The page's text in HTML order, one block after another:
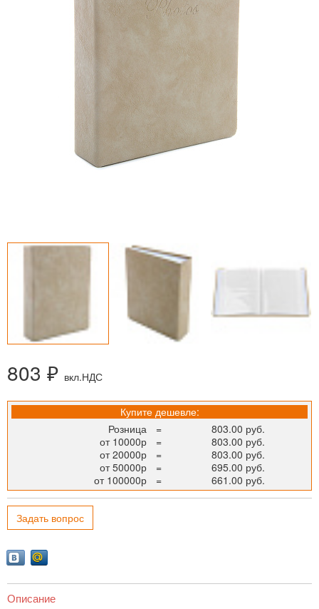
803 ₽ вкл.НДС
Купите дешевле:
Розница
=
803.00 руб.
от 10000р
=
803.00 руб.
от 20000р
=
803.00 руб.
от 50000р
=
695.00 руб.
от 100000р
= 661.00 руб.
Задать вопрос
Описание